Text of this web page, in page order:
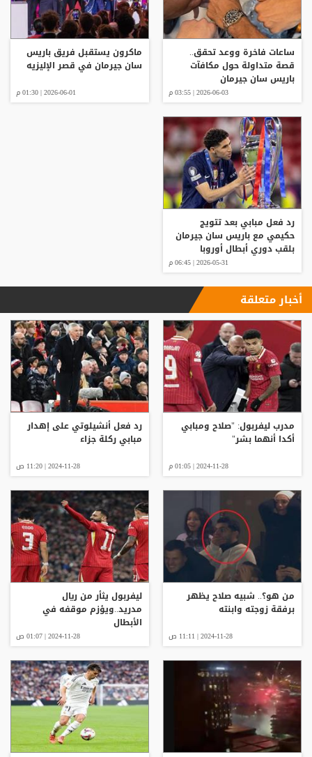
ساعات فاخرة ووعد تحقق..
قصة متداولة حول مكافآت
باريس سان جيرمان
2026-06-03 | 03:55 م
ماكرون يستقبل فريق باريس
سان جيرمان في قصر الإليزيه
2026-06-01 | 01:30 م
رد فعل مبابي بعد تتويج
حكيمي مع باريس سان جيرمان
بلقب دوري أبطال أوروبا
2026-05-31 | 06:45 م
أخبار متعلقة
مدرب ليفربول: "صلاح ومبابي
أكدا أنهما بشر"
2024-11-28 | 01:05 م
رد فعل أنشيلوتي على إهدار
مبابي ركلة جزاء
2024-11-28 | 11:20 ص
من هو؟.. شبيه صلاح يظهر
برفقة زوجته وابنته
2024-11-28 | 11:11 ص
ليفربول يثأر من ريال
مدريد..ويؤزم موقفه في
الأبطال
2024-11-28 | 01:07 ص